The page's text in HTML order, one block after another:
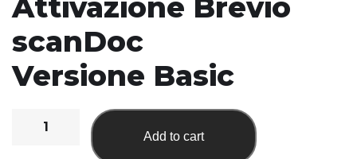
Attivazione Brevio
scanDoc
Versione Basic
Add to cart